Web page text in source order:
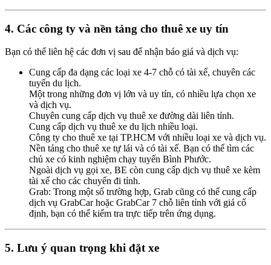
4. Các công ty và nền tảng cho thuê xe uy tín
Bạn có thể liên hệ các đơn vị sau để nhận báo giá và dịch vụ:
Cung cấp đa dạng các loại xe 4-7 chỗ có tài xế, chuyên các
tuyến du lịch.
Một trong những đơn vị lớn và uy tín, có nhiều lựa chọn xe
và dịch vụ.
Chuyên cung cấp dịch vụ thuê xe đường dài liên tỉnh.
Cung cấp dịch vụ thuê xe du lịch nhiều loại.
Công ty cho thuê xe tại TP.HCM với nhiều loại xe và dịch vụ.
Nền tảng cho thuê xe tự lái và có tài xế. Bạn có thể tìm các
chủ xe có kinh nghiệm chạy tuyến Bình Phước.
Ngoài dịch vụ gọi xe, BE còn cung cấp dịch vụ thuê xe kèm
tài xế cho các chuyến đi tỉnh.
Grab: Trong một số trường hợp, Grab cũng có thể cung cấp
dịch vụ GrabCar hoặc GrabCar 7 chỗ liên tỉnh với giá cố
định, bạn có thể kiểm tra trực tiếp trên ứng dụng.
5. Lưu ý quan trọng khi đặt xe